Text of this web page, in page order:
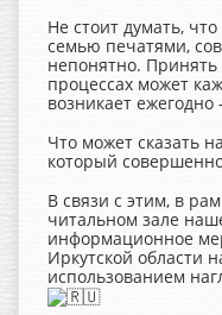
Не стоит думать,
семью печатями,
непонятно. Принять
процессах может
возникает ежегодно
Что может сказать
который
В связи с этим, в
читальном зале
информационное
Иркутской области
использованием